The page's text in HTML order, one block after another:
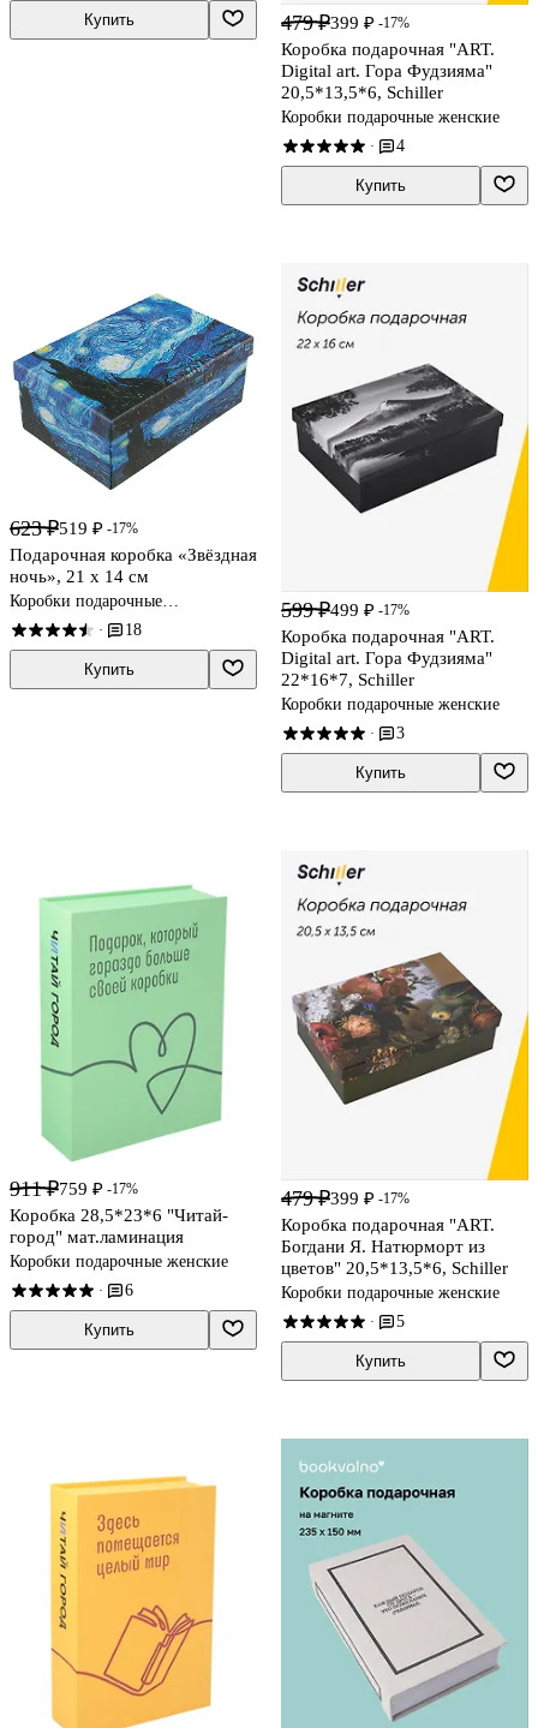
Купить 479 ₽399 ₽ -17%
Коробка подарочная "ART.
Digital art. Гора Фудзияма"
20,5*13,5*6, Schiller
Коробки подарочные женские
· 4
Купить
623 ₽519 ₽ -17%
Подарочная коробка «Звёздная
ночь», 21 х 14 см
Коробки подарочные
универсальные
· 18
Купить
599 ₽499 ₽ -17%
Коробка подарочная "ART.
Digital art. Гора Фудзияма"
22*16*7, Schiller
Коробки подарочные женские
· 3
Купить
911 ₽759 ₽ -17%
Коробка 28,5*23*6 "Читай-
город" мат.ламинация
Коробки подарочные женские
· 6
Купить
479 ₽399 ₽ -17%
Коробка подарочная "ART.
Богдани Я. Натюрморт из
цветов" 20,5*13,5*6, Schiller
Коробки подарочные женские
· 5
Купить